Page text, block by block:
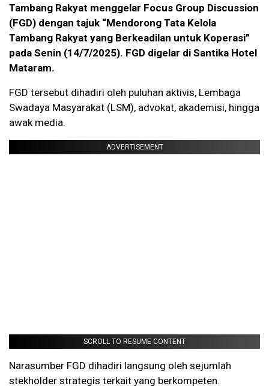
Tambang Rakyat menggelar Focus Group Discussion
(FGD) dengan tajuk “Mendorong Tata Kelola
Tambang Rakyat yang Berkeadilan untuk Koperasi”
pada Senin (14/7/2025). FGD digelar di Santika Hotel
Mataram.
FGD tersebut dihadiri oleh puluhan aktivis, Lembaga
Swadaya Masyarakat (LSM), advokat, akademisi, hingga
awak media.
ADVERTISEMENT
SCROLL TO RESUME CONTENT
Narasumber FGD dihadiri langsung oleh sejumlah
stekholder strategis terkait yang berkompeten.